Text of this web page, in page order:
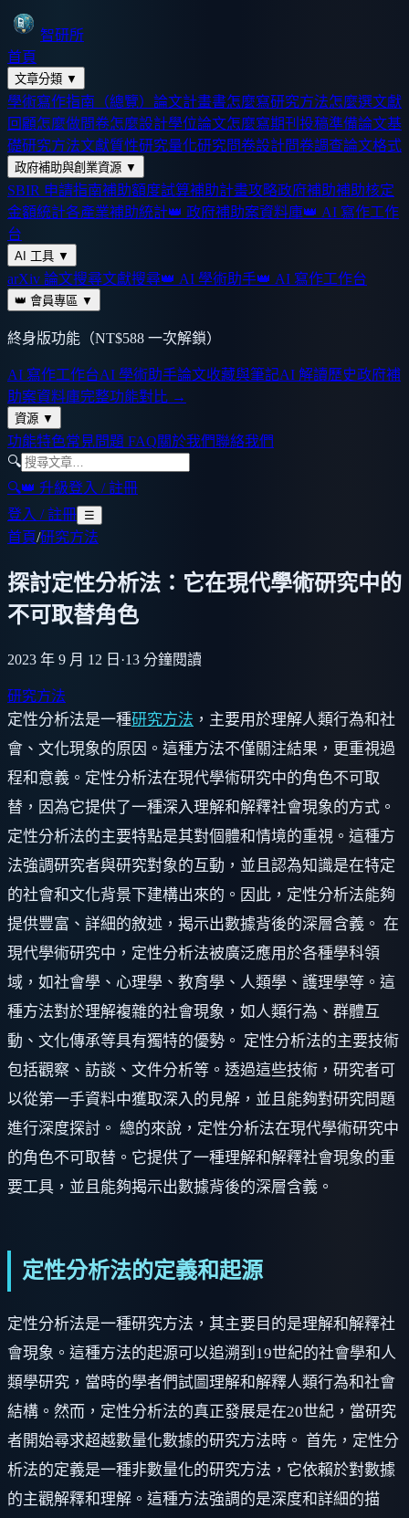
智研所
首頁
文章分類 ▼
學術寫作指南（總覽） 論文計畫書怎麼寫研究方法怎麼選文獻
回顧怎麼做問卷怎麼設計學位論文怎麼寫期刊投稿準備論文基
礎研究方法文獻質性研究量化研究問卷設計問卷調查論文格式
政府補助與創業資源 ▼
SBIR 申請指南補助額度試算補助計畫攻略政府補助補助核定
金額統計各產業補助統計👑 政府補助案資料庫👑 AI 寫作工作
台
AI 工具 ▼
arXiv 論文搜尋文獻搜尋👑 AI 學術助手👑 AI 寫作工作台
👑 會員專區 ▼
終身版功能（NT$588 一次解鎖）
AI 寫作工作台AI 學術助手論文收藏與筆記AI 解讀歷史政府補
助案資料庫完整功能對比 →
資源 ▼
功能特色常見問題 FAQ關於我們聯絡我們
🔍
🔍👑 升級登入 / 註冊
登入 / 註冊 ☰
首頁/研究方法
探討定性分析法：它在現代學術研究中的
不可取替角色
2023 年 9 月 12 日 ·13 分鐘閱讀
研究方法
定性分析法是一種研究方法 ，主要用於理解人類行為和社
會、文化現象的原因。這種方法不僅關注結果，更重視過
程和意義。定性分析法在現代學術研究中的角色不可取
替，因為它提供了一種深入理解和解釋社會現象的方式。
定性分析法的主要特點是其對個體和情境的重視。這種方
法強調研究者與研究對象的互動，並且認為知識是在特定
的社會和文化背景下建構出來的。因此，定性分析法能夠
提供豐富、詳細的敘述，揭示出數據背後的深層含義。 在
現代學術研究中，定性分析法被廣泛應用於各種學科領
域，如社會學、心理學、教育學、人類學、護理學等。這
種方法對於理解複雜的社會現象，如人類行為、群體互
動、文化傳承等具有獨特的優勢。 定性分析法的主要技術
包括觀察、訪談、文件分析等。透過這些技術，研究者可
以從第一手資料中獲取深入的見解，並且能夠對研究問題
進行深度探討。 總的來說，定性分析法在現代學術研究中
的角色不可取替。它提供了一種理解和解釋社會現象的重
要工具，並且能夠揭示出數據背後的深層含義。
定性分析法的定義和起源
定性分析法是一種研究方法，其主要目的是理解和解釋社
會現象。這種方法的起源可以追溯到19世紀的社會學和人
類學研究，當時的學者們試圖理解和解釋人類行為和社會
結構。然而，定性分析法的真正發展是在20世紀，當研究
者開始尋求超越數量化數據的研究方法時。 首先，定性分
析法的定義是一種非數量化的研究方法，它依賴於對數據
的主觀解釋和理解。這種方法強調的是深度和詳細的描